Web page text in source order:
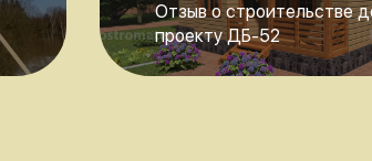
Отзыв о строительстве
проекту ДБ-52